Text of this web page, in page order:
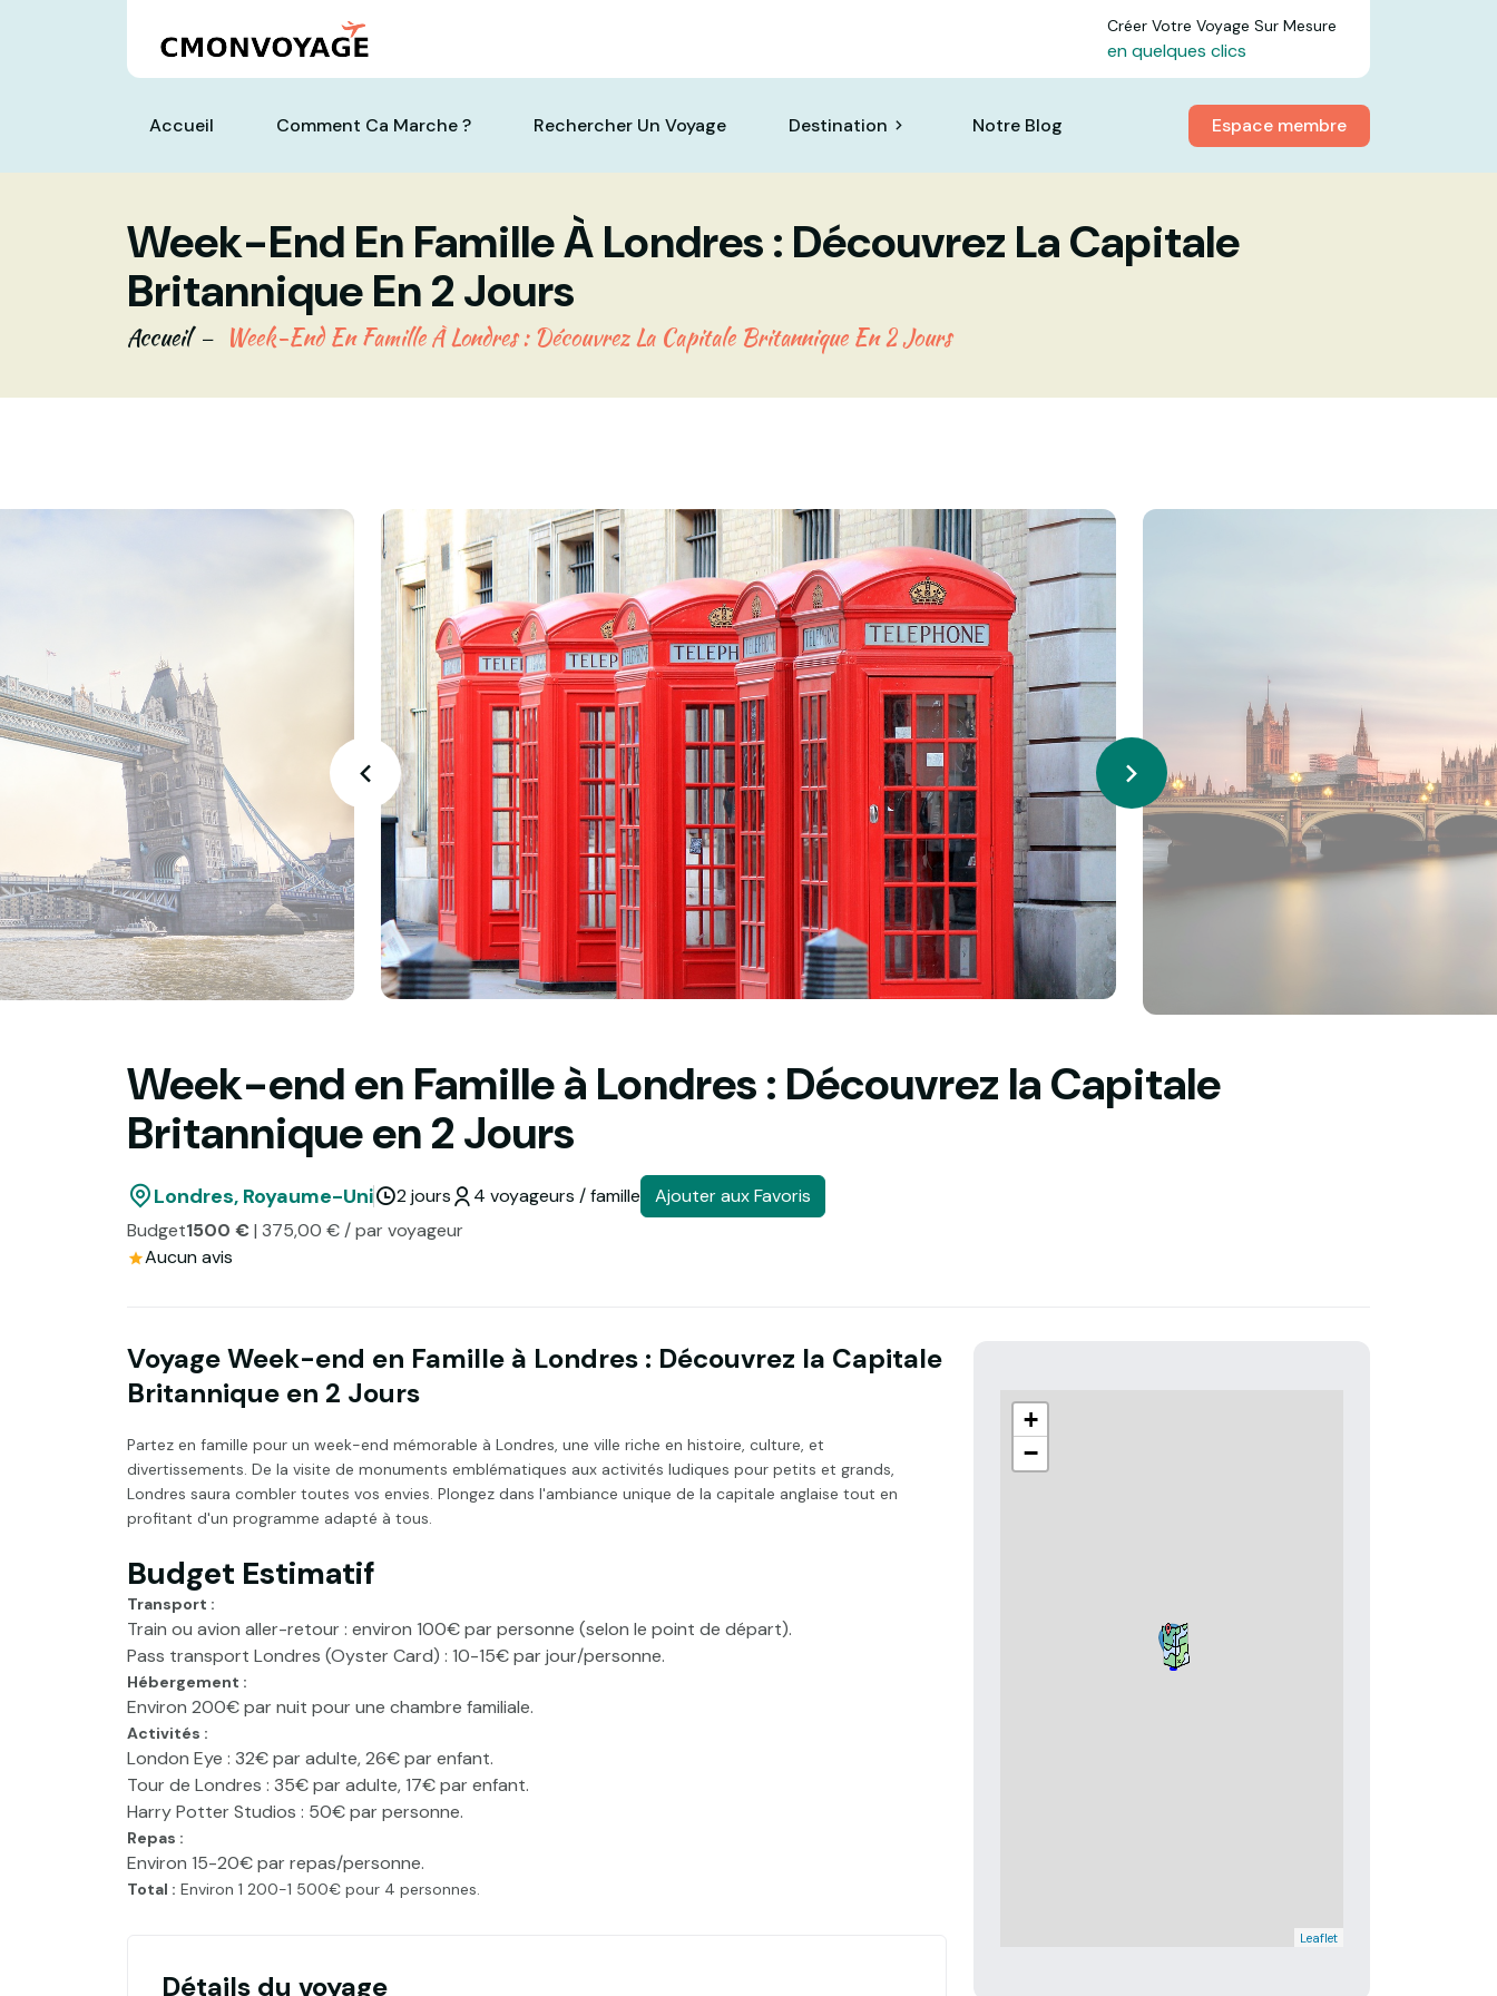
Créer Votre Voyage Sur Mesure
en quelques clics
Accueil Comment Ca Marche ? Rechercher Un Voyage Destination Notre Blog Espace membre
Week-End En Famille À Londres : Découvrez La Capitale
Britannique En 2 Jours
Accueil Week-End En Famille À Londres : Découvrez La Capitale Britannique En 2 Jours
Week-end en Famille à Londres : Découvrez la Capitale
Britannique en 2 Jours
Londres, Royaume-Uni 2 jours 4 voyageurs / famille
Ajouter aux Favoris
Budget1500 €| 375,00 € / par voyageur
Aucun avis
Voyage Week-end en Famille à Londres : Découvrez la Capitale
Britannique en 2 Jours
Partez en famille pour un week-end mémorable à Londres, une ville riche en histoire, culture, et
divertissements. De la visite de monuments emblématiques aux activités ludiques pour petits et grands,
Londres saura combler toutes vos envies. Plongez dans l'ambiance unique de la capitale anglaise tout en
profitant d'un programme adapté à tous.
Budget Estimatif
Transport :
Train ou avion aller-retour : environ 100€ par personne (selon le point de départ).
Pass transport Londres (Oyster Card) : 10-15€ par jour/personne.
Hébergement :
Environ 200€ par nuit pour une chambre familiale.
Activités :
London Eye : 32€ par adulte, 26€ par enfant.
Tour de Londres : 35€ par adulte, 17€ par enfant.
Harry Potter Studios : 50€ par personne.
Repas :
Environ 15-20€ par repas/personne.
Total : Environ 1 200-1 500€ pour 4 personnes.
Détails du voyage
+
−
Leaflet